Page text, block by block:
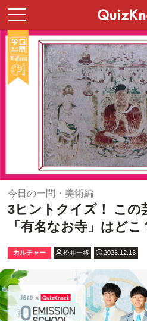
今日の一問・美術編
3ヒントクイズ！ この
「有名なお寺」はどこ
カルチャー 松井一将 2023.12.13